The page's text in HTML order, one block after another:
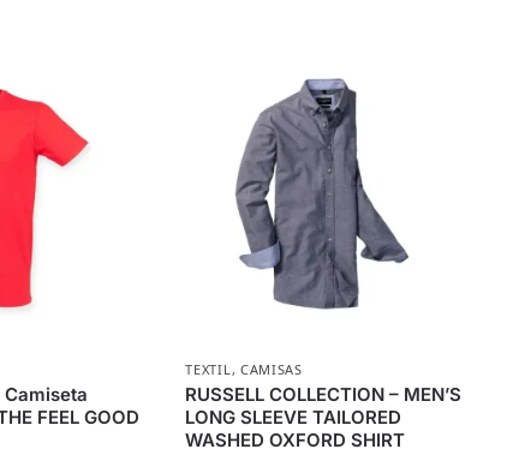
Camiseta
FEEL GOOD
TEXTIL, CAMISAS
RUSSELL COLLECTION – MEN’S
LONG SLEEVE TAILORED
WASHED OXFORD SHIRT